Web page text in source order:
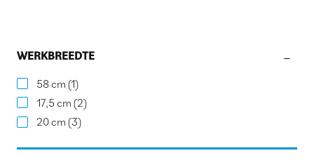
WERKBREEDTE
58 cm (1)
17,5 cm (2)
20 cm (3)